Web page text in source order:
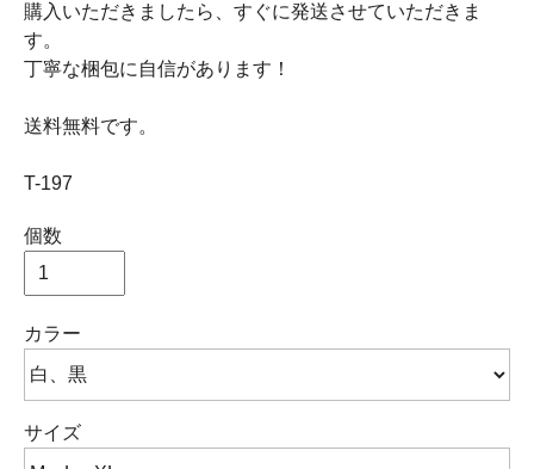
購入いただきましたら、すぐに発送させていただきま
す。
丁寧な梱包に自信があります！
送料無料です。
T-197
個数
カラー
サイズ